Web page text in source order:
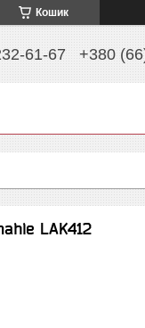
Кошик
61-67 +380
LAK412